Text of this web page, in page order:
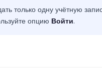
только одну учётную
опцию Войти.